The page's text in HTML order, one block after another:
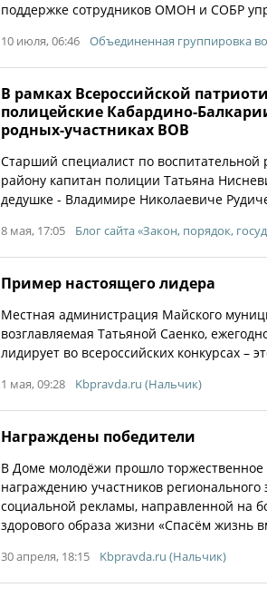
поддержке сотрудников ОМОН и СОБР
10 июля, 06:46 Объединенная группировка
В рамках Всероссийской
полицейские Кабардино-
родных-участниках ВОВ
Старший специалист по
району капитан полиции Татьяна
дедушке - Владимире Николаевиче
8 мая, 17:05 Блог сайта «Закон, порядок,
Пример настоящего лидера
Местная администрация Майского
возглавляемая Татьяной Саенко,
лидирует во всероссийских конкурсах –
1 мая, 09:28 Kbpravda.ru (Нальчик)
Награждены победители
В Доме молодёжи прошло
награждению участников регионального
социальной рекламы, направленной на
здорового образа жизни «Спасём жизнь
30 апреля, 18:15 Kbpravda.ru (Нальчик)